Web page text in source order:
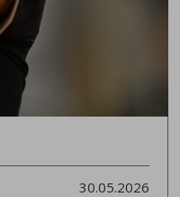
30.05.2026